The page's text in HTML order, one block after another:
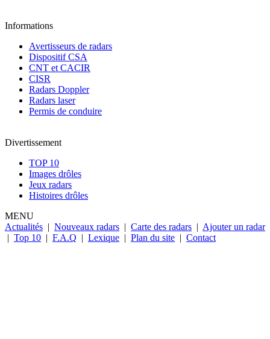
Informations
Avertisseurs de radars
Dispositif CSA
CNT et CACIR
CISR
Radars Doppler
Radars laser
Permis de conduire
Divertissement
TOP 10
Images drôles
Jeux radars
Histoires drôles
MENU
Actualités | Nouveaux radars | Carte des radars | Ajouter un radar
| Top 10 | F.A.Q | Lexique | Plan du site | Contact